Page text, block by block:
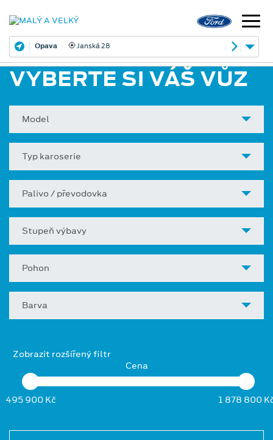
Opava Janská 28
VYBERTE SI VÁŠ VŮZ
Model
Typ karoserie
Palivo / převodovka
Stupeň výbavy
Pohon
Barva
Zobrazit rozšířený filtr
Cena
495 900 Kč 1 878 800